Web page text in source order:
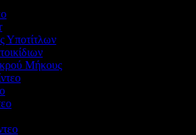
Υποτίτλων
Μήκους